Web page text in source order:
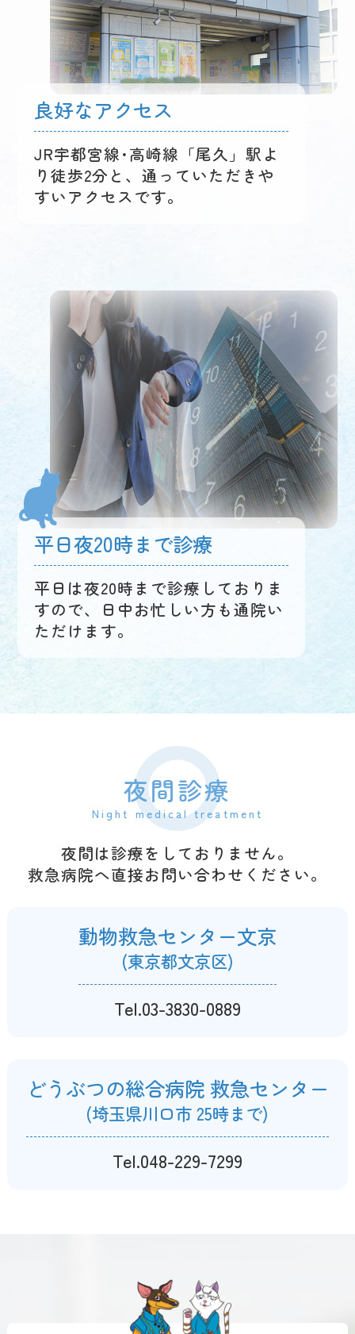
良好なアクセス
JR宇都宮線･高崎線「尾久」駅よ
り徒歩2分と、通っていただきや
すいアクセスです。
平日夜20時まで診療
平日は夜20時まで診療しておりま
すので、日中お忙しい方も通院い
ただけます。
夜間診療
Night medical treatment
夜間は診療をしておりません。
救急病院へ直接お問い合わせください。
動物救急センター文京
(東京都文京区)
Tel.03-3830-0889
どうぶつの総合病院 救急センター
(埼玉県川口市 25時まで)
Tel.048-229-7299